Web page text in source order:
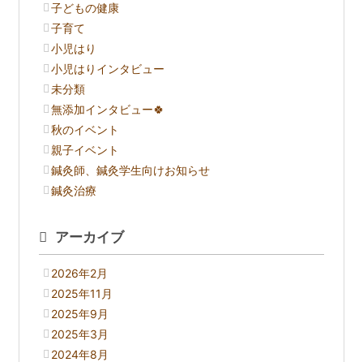
子どもの健康
子育て
小児はり
小児はりインタビュー
未分類
無添加インタビュー🍀
秋のイベント
親子イベント
鍼灸師、鍼灸学生向けお知らせ
鍼灸治療
アーカイブ
2026年2月
2025年11月
2025年9月
2025年3月
2024年8月